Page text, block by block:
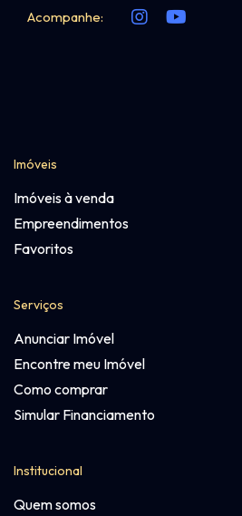
Acompanhe:
Imóveis
Imóveis à venda
Empreendimentos
Favoritos
Serviços
Anunciar Imóvel
Encontre meu Imóvel
Como comprar
Simular Financiamento
Institucional
Quem somos